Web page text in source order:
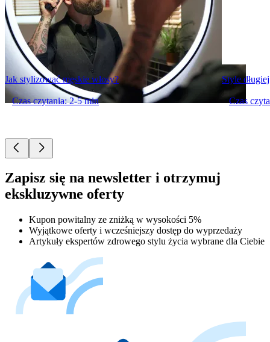
Jak stylizować męskie włosy?
Czas czytania: 2-5 min
Style
Czas
Zapisz się na newsletter i otrzymuj
ekskluzywne oferty
Kupon powitalny ze zniżką w wysokości 5%
Wyjątkowe oferty i wcześniejszy dostęp do wyprzedaży
Artykuły ekspertów zdrowego stylu życia wybrane dla Ciebie